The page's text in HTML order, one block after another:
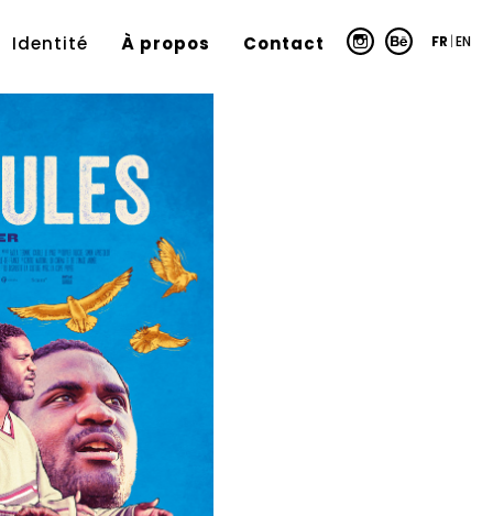
Identité À propos Contact FR |EN